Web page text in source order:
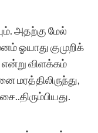
அதற்கு மேல்
ஓயாது குமுறிக்
என்று விளக்கம்